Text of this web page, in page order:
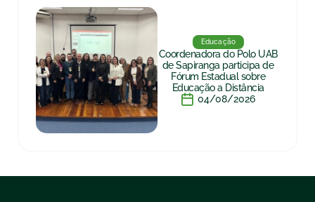
Educação
Coordenadora do Polo UAB
de Sapiranga participa de
Fórum Estadual sobre
Educação a Distância
04/08/2026